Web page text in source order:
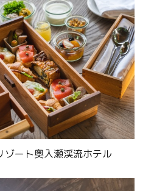
ゾート奥入瀬渓流ホテル